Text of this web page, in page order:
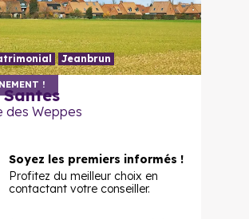
!
Jeanbrun
Santes
des Weppes
Soyez les premiers informés !
Profitez du meilleur choix en
contactant votre conseiller.